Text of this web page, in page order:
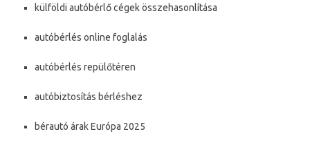
külföldi autóbérlő cégek összehasonlítása
autóbérlés online foglalás
autóbérlés repülőtéren
autóbiztosítás bérléshez
bérautó árak Európa 2025